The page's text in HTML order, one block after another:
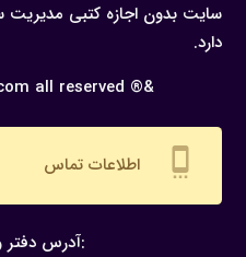
سایت بدون اجازه كتبی مدیریت
دارد.
all reserved ®&
settings_cell اطلاعات تماس
:آدرس دفتر ونکوور کانادا: